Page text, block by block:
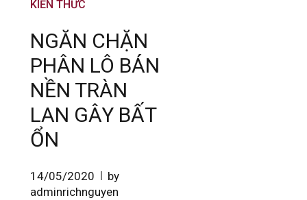
KIẾN THỨC
NGĂN CHẶN
PHÂN LÔ BÁN
NỀN TRÀN
LAN GÂY BẤT
ỔN
14/05/2020
by
adminrichnguyen